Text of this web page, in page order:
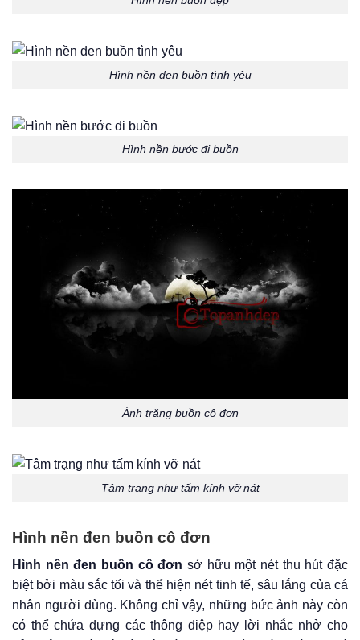
Hình nền đen buồn tình yêu
Hình nền bước đi buồn
Ánh trăng buồn cô đơn
Tâm trạng như tấm kính vỡ nát
Hình nền đen buồn cô đơn
Hình nền đen buồn cô đơn sở hữu một nét thu hút đặc
biệt bởi màu sắc tối và thể hiện nét tinh tế, sâu lắng của cá
nhân người dùng. Không chỉ vậy, những bức ảnh này còn
có thể chứa đựng các thông điệp hay lời nhắc nhở cho